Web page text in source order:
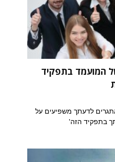
המועמד בתפקיד
לדעתך משפיעים על
בתפקיד הזה'